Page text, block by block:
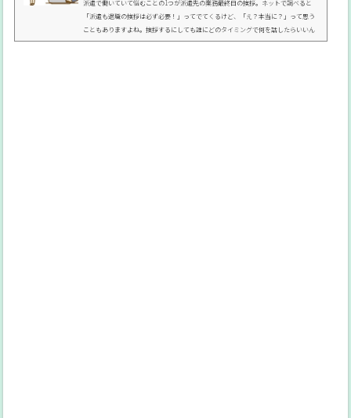
派遣で働いていて悩むことの1つが派遣先の業務最終日の挨拶。ネットで調べると
「派遣も退職の挨拶は必ず必要！」ってでてくるけど、「え？本当に？」って思う
こともありますよね。挨拶するにしても誰にどのタイミングで何を話したらいいん
だろう？と思ったり。そこで私が派遣社員としていろいろな職場を体験してみて派